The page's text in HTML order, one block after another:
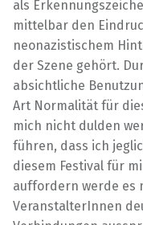
als
mittelbar den
neonazistischem
der Szene gehört.
absichtliche
Art Normalität für
mich nicht dulden
führen, dass ich
diesem Festival für
auffordern werde es
VeranstalterInnen